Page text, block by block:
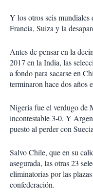
Y los otros seis mundiales
Francia, Suiza y la
Antes de pensar en la
2017 en la India, las
a fondo para sacarse en
terminaron hace dos años
Nigeria fue el verdugo de
incontestable 3-0. Y
puesto al perder con
Salvo Chile, que en su
asegurada, las otras 23
eliminatorias por las
confederación.